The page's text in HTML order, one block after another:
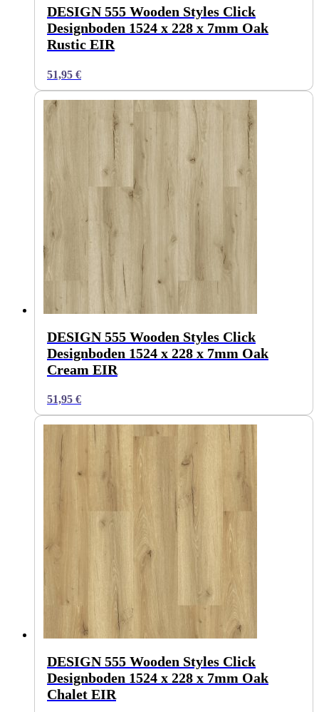
DESIGN 555 Wooden Styles Click
Designboden 1524 x 228 x 7mm Oak
Rustic EIR
51,95 €
DESIGN 555 Wooden Styles Click
Designboden 1524 x 228 x 7mm Oak
Cream EIR
51,95 €
DESIGN 555 Wooden Styles Click
Designboden 1524 x 228 x 7mm Oak
Chalet EIR